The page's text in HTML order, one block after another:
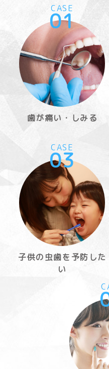
CASE
01
歯が痛い・しみる
CASE
03
子供の虫歯を予防した
い